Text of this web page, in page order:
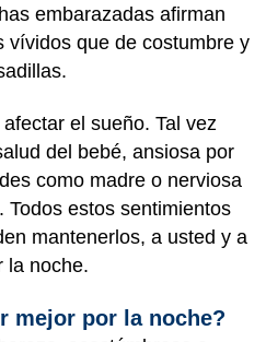
embarazadas afirman
vívidos que de costumbre y
el sueño. Tal vez
del bebé, ansiosa por
como madre o nerviosa
Todos estos sentimientos
mantenerlos, a usted y a
la noche.
mejor por la noche?